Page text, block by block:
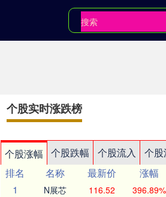
个股实时涨跌榜
个股涨幅 个股跌幅 个股流入 个股
排名
名称 最新价 涨幅
1
N展芯 116.52 396.89%